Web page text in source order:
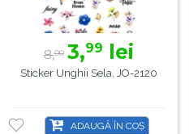
8,00 3,99 lei
Sticker Unghii Sela, JO-2120
ADAUGĂ ÎN COȘ